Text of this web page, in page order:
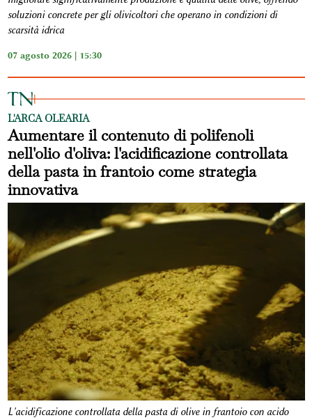
soluzioni concrete per gli olivicoltori che operano in condizioni di
scarsità idrica
07 agosto 2026 | 15:30
L'ARCA OLEARIA
Aumentare il contenuto di polifenoli
nell'olio d'oliva: l'acidificazione controllata
della pasta in frantoio come strategia
innovativa
L'acidificazione controllata della pasta di olive in frantoio con acido